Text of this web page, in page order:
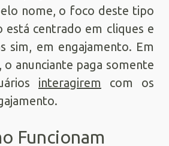
nome, o foco deste tipo
está centrado em cliques e
sim, em engajamento. Em
o anunciante paga somente
interagirem com os
Funcionam